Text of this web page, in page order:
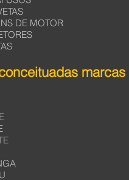
DE MOTOR
marcas